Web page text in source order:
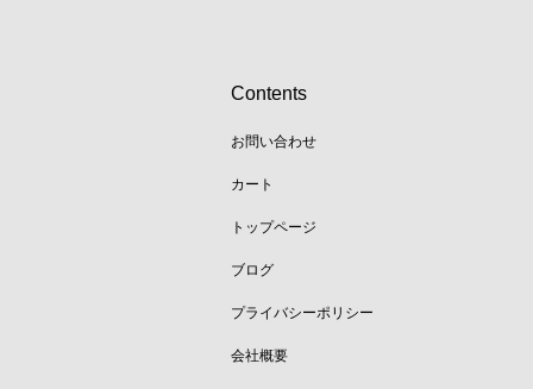
Contents
お問い合わせ
カート
トップページ
ブログ
プライバシーポリシー
会社概要